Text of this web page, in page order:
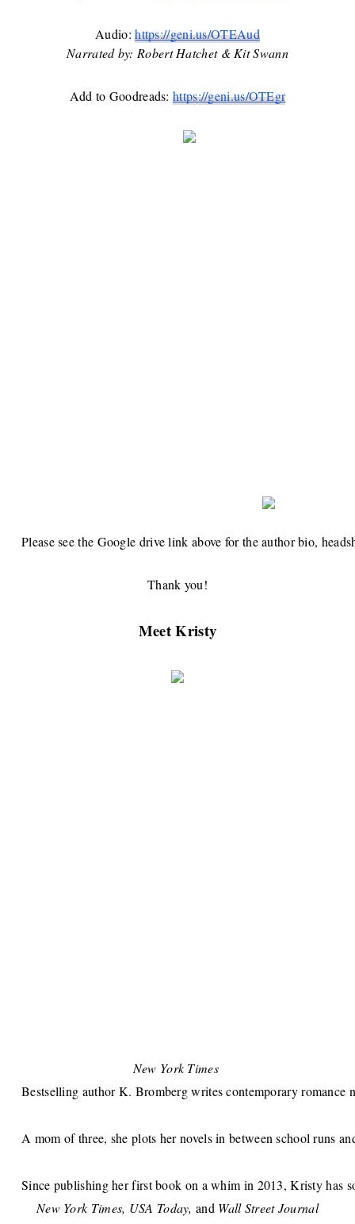
Audio: https://geni.us/OTEAud
Narrated by: Robert Hatchet & Kit Swann
Add to Goodreads: https://geni.us/OTEgr
Please see the Google drive link above for the author bio,
Thank you!
Meet Kristy
New York Times
Bestselling author K. Bromberg writes contemporary romance
A mom of three, she plots her novels in between school runs
Since publishing her first book on a whim in 2013, Kristy has
New York Times, USA Today, and Wall Street Journal